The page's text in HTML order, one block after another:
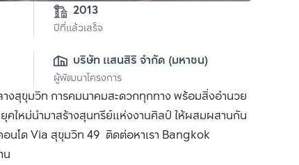
2013
ปีที่แล้วเสร็จ
บริษัท แสนสิริ จำกัด (มหาชน)
ผู้พัฒนาโครงการ
งสุขุมวิท การคมนาคมสะดวกทุกทาง พร้อมสิ่งอำนวย
ใหม่นำมาสร้างสุนทรีย์แห่งงานศิลป์ ให้ผสมผสานกัน
นโด Via สุขุมวิท 49 ติดต่อหาเรา Bangkok
น